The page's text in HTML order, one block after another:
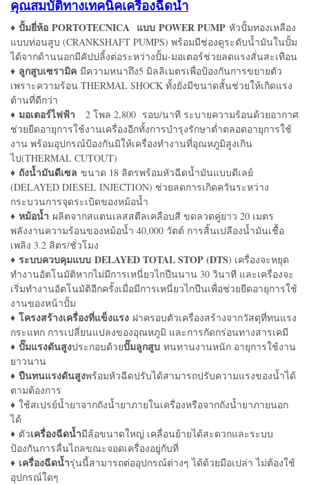
คุณสมบัติทางเทคนิคเครื่องฉีดน้ำ
♦ ปั้มยี่ห้อ PORTOTECNICA แบบ POWER PUMP หัวปั้มทองเหลือง
แบบท่อนสูบ (CRANKSHAFT PUMPS) พร้อมมีช่องดูระดับน้ำมันในปั้ม
ได้จากด้านนอกมีคัปปลิ้งต่อระหว่างปั้ม-มอเตอร์ช่วยลดแรงสั่นสะเทือน
♦ ลูกสูบเซรามิค มีความหนาถึง5 มิลลิเมตรเพื่อป้องกันการขยายตัว
เพราะความร้อน THERMAL SHOCK ทั้งยังมีขนาดสั้นช่วยให้เกิดแรง
ต้านที่ดีกว่า
♦ มอเตอร์ไฟฟ้า
2 โพล 2,800 รอบ/นาที ระบายความร้อนด้วยอากาศ
ช่วยยืดอายุการใช้งานเครื่องอีกทั้งการบำรุงรักษาต่ำตลอดอายุการใช้
งาน พร้อมอุปกรณ์ป้องกันมิให้เครื่องทำงานที่อุณหภูมิสูงเกิน
ไป(THERMAL CUTOUT)
♦ ถังน้ำมันดีเซล ขนาด 18 ลิตรพร้อมหัวฉีดน้ำมันแบบดีเลย์
(DELAYED DIESEL INJECTION) ช่วยลดการเกิดควันระหว่าง
กระบวนการจุดระเบิดของหม้อน้ำ
♦ หม้อน้ำ ผลิตจากสแตนเลสสตีลเคลือบสี ขดลวดคู่ยาว 20 เมตร
พลังงานความร้อนของหม้อน้ำ 40,000 วัตต์ การสิ้นเปลืองน้ำมันเชื้อ
เพลิง 3.2 ลิตร/ชั่วโมง
♦ ระบบควบคุมแบบ DELAYED TOTAL STOP (DTS) เครื่องจะหยุด
ทำงานอัตโนมัติหากไม่มีการเหนี่ยวไกปืนนาน 30 วินาที และเครื่องจะ
เริ่มทำงานอัตโนมัติอีกครั้งเมื่อมีการเหนี่ยวไกปืนเพื่อช่วยยืดอายุการใช้
งานของหน้าปั้ม
♦ โครงสร้างเครื่องที่แข็งแรง ฝาครอบตัวเครื่องสร้างจากวัสดุที่ทนแรง
กระแทก การเปลี่ยนแปลงของอุณหภูมิ และการกัดกร่อนทางสารเคมี
♦ ปั๊มแรงดันสูงประกอบด้วยปั๊มลูกสูบ ทนทานงานหนัก อายุการใช้งาน
ยาวนาน
♦ ปืนทนแรงดันสูงพร้อมหัวฉีดปรับได้สามารถปรับความแรงของน้ำได้
ตามต้องการ
♦ ใช้สเปรย์น้ำยาจากถังน้ำยาภายในเครื่องหรือจากถังน้ำยาภายนอก
ได้
♦ ตัวเครื่องฉีดน้ำมีล้อขนาดใหญ่ เคลื่อนย้ายได้สะดวกและระบบ
ป้องกันการลื่นไถลขณะจอดเครื่องอยู่กับที่
♦ เครื่องฉีดน้ำรุ่นนี้สามารถต่ออุปกรณ์ต่างๆ ได้ด้วยมือเปล่า ไม่ต้องใช้
อุปกรณ์ใดๆ